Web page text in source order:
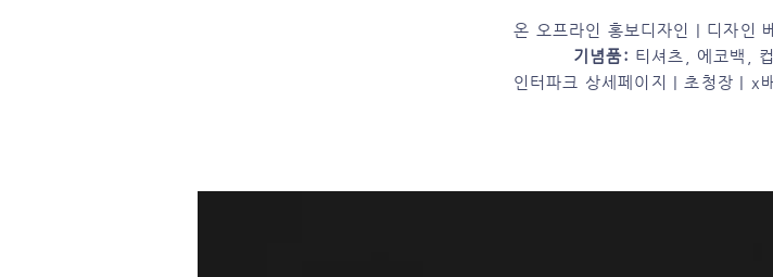
온 오프라인 홍보디자인 | 디자인
기념품: 티셔츠, 에코백,
인터파크 상세페이지 | 초청장 | x